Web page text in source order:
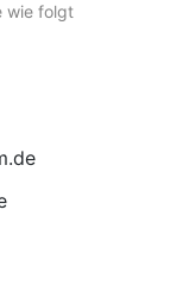
wie folgt